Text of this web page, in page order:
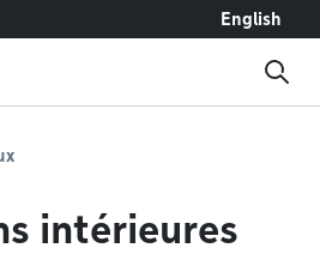
English
intérieures